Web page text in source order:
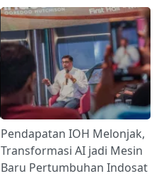
Pendapatan IOH Melonjak,
Transformasi AI jadi Mesin
Baru Pertumbuhan Indosat